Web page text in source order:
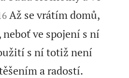
Až se vrátím domů,
ve spojení s ní
s ní totiž není
a radostí.